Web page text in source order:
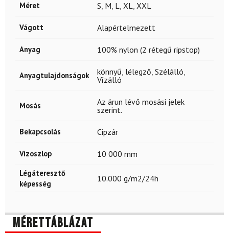
Méret S, M, L, XL, XXL
Vágott Alapértelmezett
Anyag 100% nylon (2 rétegű ripstop)
Anyagtulajdonságok könnyű, lélegző, Szélálló,
Vízálló
Mosás
Az árun lévő mosási jelek
szerint.
Bekapcsolás Cipzár
Vízoszlop 10 000 mm
Légáteresztő
képesség
10.000 g/m2/24h
Mérettáblázat